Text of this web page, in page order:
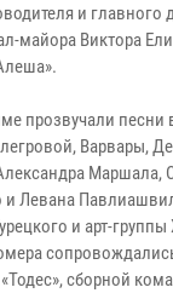
и главного
майора Виктора
прозвучали песни
Варвары,
Маршала,
Левана
и арт-группы
сборной